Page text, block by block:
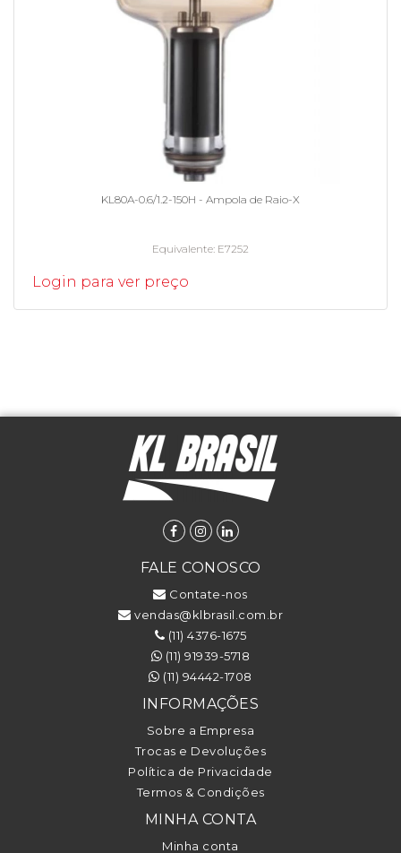
KL80A-0.6/1.2-150H - Ampola de Raio-X
Equivalente E7252
Login para ver preço
FALE CONOSCO
Contate-nos
vendas@klbrasil.com.br
(11) 4376-1675
(11) 91939-5718
(11) 94442-1708
INFORMAÇÕES
Sobre a Empresa
Trocas e Devoluções
Política de Privacidade
Termos & Condições
MINHA CONTA
Minha conta